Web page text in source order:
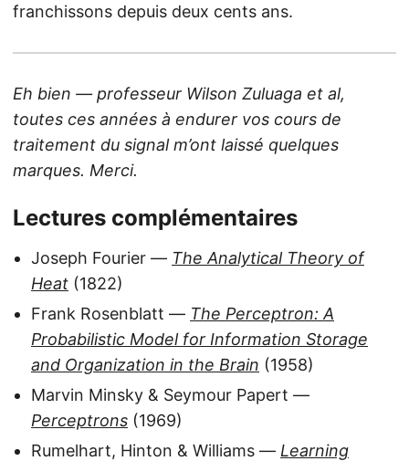
franchissons depuis deux cents ans.
Eh bien — professeur Wilson Zuluaga et al,
toutes ces années à endurer vos cours de
traitement du signal m’ont laissé quelques
marques. Merci.
Lectures complémentaires
Joseph Fourier — The Analytical Theory of
Heat (1822)
Frank Rosenblatt — The Perceptron: A
Probabilistic Model for Information Storage
and Organization in the Brain (1958)
Marvin Minsky & Seymour Papert —
Perceptrons (1969)
Rumelhart, Hinton & Williams — Learning